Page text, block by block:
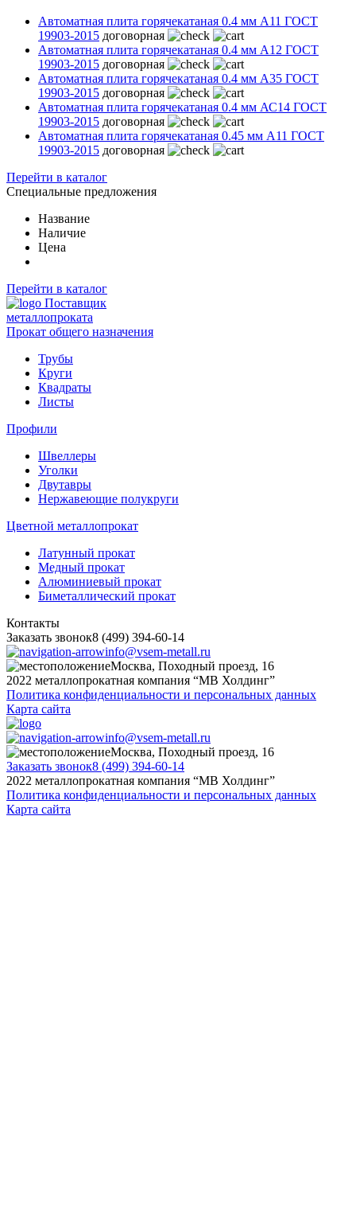
Автоматная плита горячекатаная 0.4 мм А11 ГОСТ
19903-2015 договорная
Автоматная плита горячекатаная 0.4 мм А12 ГОСТ
19903-2015 договорная
Автоматная плита горячекатаная 0.4 мм А35 ГОСТ
19903-2015 договорная
Автоматная плита горячекатаная 0.4 мм АС14 ГОСТ
19903-2015 договорная
Автоматная плита горячекатаная 0.45 мм А11 ГОСТ
19903-2015 договорная
Перейти в каталог
Специальные предложения
Название
Наличие
Цена
Перейти в каталог
Поставщик
металлопроката
Прокат общего назначения
Трубы
Круги
Квадраты
Листы
Профили
Швеллеры
Уголки
Двутавры
Нержавеющие полукруги
Цветной металлопрокат
Латунный прокат
Медный прокат
Алюминиевый прокат
Биметаллический прокат
Контакты
Заказать звонок8 (499) 394-60-14
info@vsem-metall.ru
Москва, Походный проезд, 16
2022 металлопрокатная компания “MB Холдинг”
Политика конфиденциальности и персональных данных
Карта сайта
info@vsem-metall.ru
Москва, Походный проезд, 16
Заказать звонок8 (499) 394-60-14
2022 металлопрокатная компания “MB Холдинг”
Политика конфиденциальности и персональных данных
Карта сайта